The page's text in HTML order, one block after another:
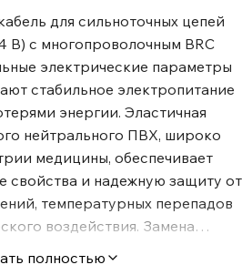
для сильноточных цепей
В) с многопроволочным BRC
электрические параметры
стабильное электропитание
энергии. Эластичная
нейтрального ПВХ, широко
медицины, обеспечивает
свойства и надежную защиту от
температурных перепадов
воздействия. Замена
на Standard DC
динамику и разрешение во
полностью